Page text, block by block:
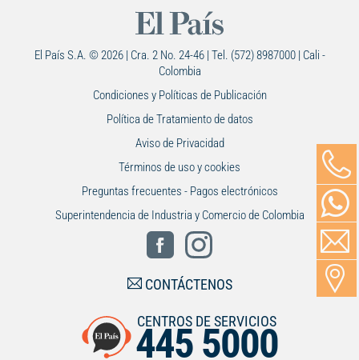
El País S.A. © 2026 | Cra. 2 No. 24-46 | Tel. (572) 8987000 | Cali -
Colombia
Condiciones y Políticas de Publicación
Política de Tratamiento de datos
Aviso de Privacidad
Términos de uso y cookies
Preguntas frecuentes - Pagos electrónicos
Superintendencia de Industria y Comercio de Colombia
CONTÁCTENOS
CENTROS DE SERVICIOS
445 5000